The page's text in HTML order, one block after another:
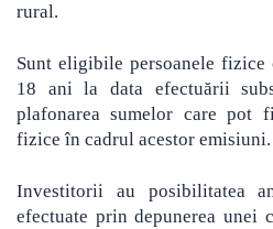
rural.
Sunt eligibile persoanele
18 ani la data efectuării
plafonarea sumelor care pot
fizice în cadrul acestor emisiuni.
Investitorii au posibilitatea
efectuate prin depunerea unei